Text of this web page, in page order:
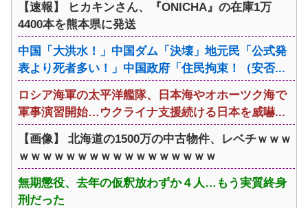
【速報】 ヒカキンさん、『ONICHA』の在庫1万
4400本を熊本県に発送
中国「大洪水！」中国ダム「決壊」地元民「公式発
表より死者多い！」中国政府「住民拘束！（安否...
ロシア海軍の太平洋艦隊、日本海やオホーツク海で
軍事演習開始…ウクライナ支援続ける日本を威嚇...
【画像】 北海道の1500万の中古物件、レベチｗｗｗ
ｗｗｗｗｗｗｗｗｗｗｗｗｗｗｗｗｗ
無期懲役、去年の仮釈放わずか４人…もう実質終身
刑だった